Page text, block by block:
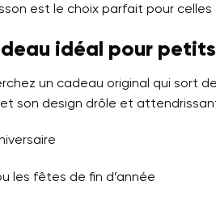
est le choix parfait pour
idéal pour
un cadeau original qui sort de
son design drôle et
les fêtes de fin d’année